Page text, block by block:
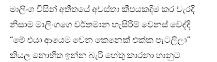
මාලිංග විසින් අතීතයේ අවස්තා කීපයකදිම කර වැරදි
නිසාම මාලිංගගෙ වර්තමාන හැසිරීම් වෙනස් වෙද්දි
“මේ එයා ආයෙම වෙන කෙනෙක් එක්ක පැටලිලා”
කියල නොහිත ඉන්න බැරි හේතු කාරනා භානුට